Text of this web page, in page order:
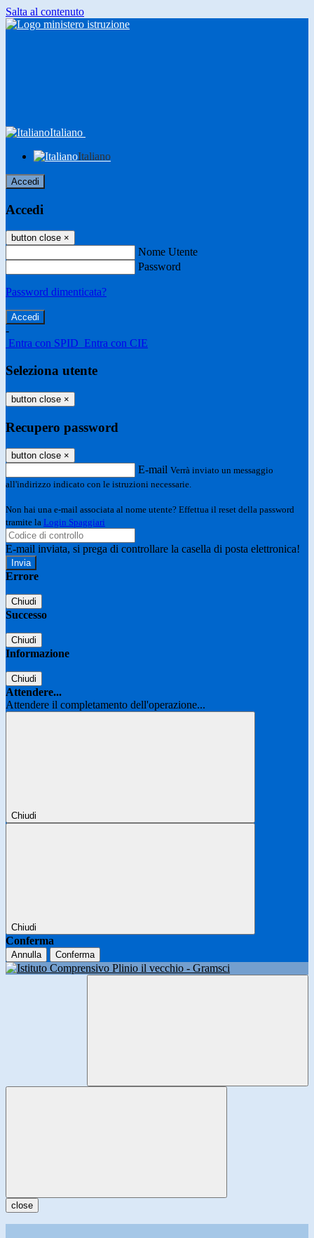
Salta al contenuto
Italiano
Italiano
Accedi
Accedi
button close ×
Nome Utente
Password
Password dimenticata?
-
Entra con SPID Entra con CIE
Seleziona utente
button close ×
Recupero password
button close ×
E-mail Verrà inviato un messaggio
all'indirizzo indicato con le istruzioni necessarie.
Non hai una e-mail associata al nome utente? Effettua il reset della password
tramite la Login Spaggiari
E-mail inviata, si prega di controllare la casella di posta elettronica!
Errore
Chiudi
Successo
Chiudi
Informazione
Chiudi
Attendere...
Attendere il completamento dell'operazione...
Chiudi
Chiudi
Conferma
Annulla Conferma
close